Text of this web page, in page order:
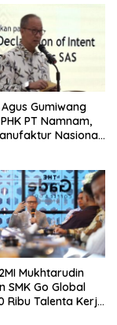
Gumiwang
PT Namnam,
Nasional
Mukhtarudin
SMK Go Global
Ribu Talenta Kerja